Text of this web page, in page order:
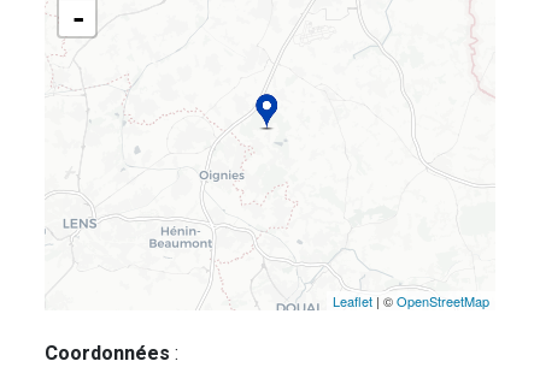
-
Leaflet| ©OpenStreetMap
Coordonnées :